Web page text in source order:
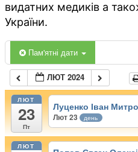
видатних медиків а
України.
Пам'ятні дати
ЛЮТ 2024
ЛЮТ
23
Пт
Луценко Іван
Лют 23 день
ЛЮТ